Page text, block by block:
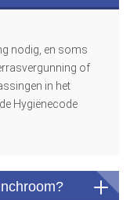
nodig, en soms
of
in het
Hygiënecode